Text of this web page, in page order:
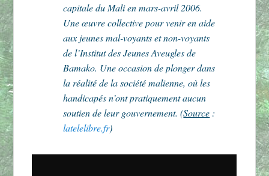
capitale du Mali en mars-avril 2006.
Une œuvre collective pour venir en aide
aux jeunes mal-voyants et non-voyants
de l’Institut des Jeunes Aveugles de
Bamako. Une occasion de plonger dans
la réalité de la société malienne, où les
handicapés n’ont pratiquement aucun
soutien de leur gouvernement. (Source :
latelelibre.fr)